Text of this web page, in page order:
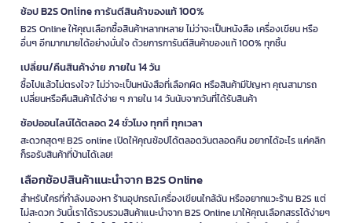
ช้อป B2S Online การันตีสินค้าของแท้ 100%
B2S Online ให้คุณเลือกซื้อสินค้าหลากหลาย ไม่ว่าจะเป็นหนังสือ เครื่องเขียน หรือ
อื่นๆ อีกมากมายได้อย่างมั่นใจ ด้วยการการันตีสินค้าของแท้ 100% ทุกชิ้น
เปลี่ยน/คืนสินค้าง่าย ภายใน 14 วัน
ซื้อไปแล้วไม่ตรงใจ? ไม่ว่าจะเป็นหนังสือที่เลือกผิด หรือสินค้ามีปัญหา คุณสามารถ
เปลี่ยนหรือคืนสินค้าได้ง่าย ๆ ภายใน 14 วันนับจากวันที่ได้รับสินค้า
ช้อปออนไลน์ได้ตลอด 24 ชั่วโมง ทุกที่ ทุกเวลา
สะดวกสุดๆ! B2S online เปิดให้คุณช้อปได้ตลอดวันตลอดคืน อยากได้อะไร แค่คลิก
ก็รอรับสินค้าที่บ้านได้เลย!
เลือกช้อปสินค้าแนะนำจาก B2S Online
สำหรับใครที่กำลังมองหา ร้านอุปกรณ์เครื่องเขียนใกล้ฉัน หรืออยากแวะร้าน B2S แต่
ไม่สะดวก วันนี้เราได้รวบรวมสินค้าแนะนำจาก B2S Online มาให้คุณเลือกสรรได้ง่ายๆ